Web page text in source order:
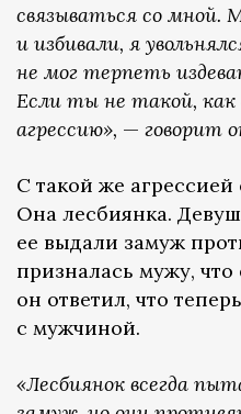
связываться со мной.
и избивали, я
не мог терпеть
Если ты не такой, как
агрессию», — говорит
С такой же
Она лесбиянка.
ее выдали замуж
призналась мужу,
он ответил, что
с мужчиной.
«Лесбиянок всегда